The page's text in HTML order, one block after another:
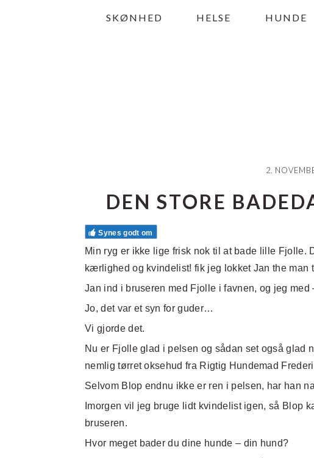
SKØNHED HELSE HUNDE
2.
DEN STORE
Synes godt om
Min ryg er ikke lige frisk nok til at bade lille Fjolle.
kærlighed og kvindelist! fik jeg lokket Jan the
Jan ind i bruseren med Fjolle i favnen, og jeg med
Jo, det var et syn for guder…
Vi gjorde det.
Nu er Fjolle glad i pelsen og sådan set også glad
nemlig tørret oksehud fra Rigtig Hundemad
Selvom Blop endnu ikke er ren i pelsen, har han
Imorgen vil jeg bruge lidt kvindelist igen, så Blop
bruseren.
Hvor meget bader du dine hunde – din hund?